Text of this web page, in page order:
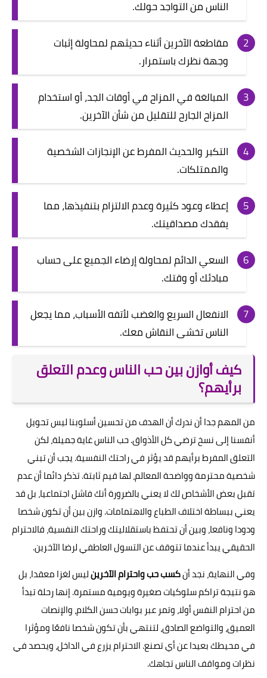
الناس من التواجد حولك.
مقاطعة الآخرين أثناء حديثهم لمحاولة إثبات
وجهة نظرك باستمرار.
المبالغة في المزاح في أوقات الجد، أو استخدام
المزاح الجارح للتقليل من شأن الآخرين.
التكبر والحديث المفرط عن الإنجازات الشخصية
والممتلكات.
إعطاء وعود كثيرة وعدم الالتزام بتنفيذها، مما
يفقدك مصداقيتك.
السعي الدائم لمحاولة إرضاء الجميع على حساب
مبادئك أو وقتك.
الانفعال السريع والغضب لأتفه الأسباب، مما يجعل
الناس تخشى النقاش معك.
كيف أوازن بين حب الناس وعدم التعلق
برأيهم؟
من المهم جدا أن ندرك أن الهدف من تحسين أسلوبنا ليس تحويل
أنفسنا إلى نسخ ترضي كل الأذواق. حب الناس غاية جميلة، لكن
التعلق المفرط برأيهم قد يؤثر في راحتك النفسية. يجب أن تبني
شخصية محترمة وواضحة المعالم، لها قيم ثابتة. تذكر دائما أن عدم
تقبل بعض الأشخاص لك لا يعني بالضرورة أنك فاشل اجتماعيا، بل قد
يعني ببساطة اختلاف الطباع والاهتمامات. وازن بين أن تكون شخصا
ودودا ونافعا، وبين أن تحتفظ باستقلاليتك وراحتك النفسية، فالاحترام
الحقيقي يبدأ عندما تتوقف عن التسول العاطفي لرضا الآخرين.
وفي النهاية، نجد أنكسب حب واحترام الآخرينليس لغزا معقدا، بل
هو نتيجة تراكم سلوكيات صغيرة ويومية مستمرة. إنها رحلة تبدأ
من احترام النفس أولا، وتمر عبر بوابات حسن الكلام، والإنصات
العميق، والتواضع الصادق، لتنتهي بأن تكون شخصا نافعًا ومؤثرا
في محيطك بعيدا عن أي تصنع. الاحترام يزرع في الداخل، ويحصد في
نظرات ومواقف الناس تجاهك.